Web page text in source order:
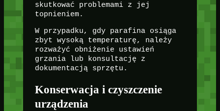
skutkować problemami z jej
topnieniem.
W przypadku, gdy parafina osiąga
zbyt wysoką temperaturę, należy
rozważyć obniżenie ustawień
grzania lub konsultację z
dokumentacją sprzętu.
Konserwacja i czyszczenie
urządzenia